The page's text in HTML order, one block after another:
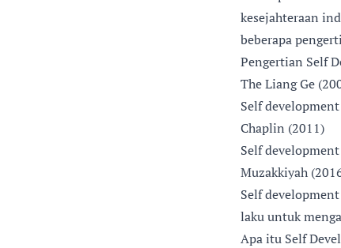
kesejahteraan
beberapa
Pengertian Self
The Liang Ge
Self
Chaplin (2011)
Self
Muzakkiyah
Self
laku untuk
Apa itu Self